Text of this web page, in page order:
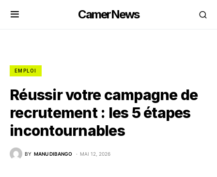
CamerNews
EMPLOI
Réussir votre campagne de
recrutement : les 5 étapes
incontournables
BY MANU DIBANGO MAI 12, 2026